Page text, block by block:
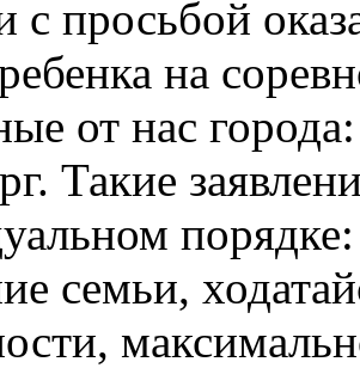
с просьбой
на
от нас
Такие
семьи,